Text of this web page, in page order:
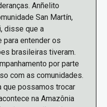
Anñelito
San Martín,
disse que a
para entender os
brasileiras tiveram.
por parte
com as comunidades.
que possamos trocar
na Amazônia